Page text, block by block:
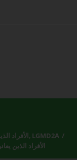
الأفراد LGMD2A
الأفراد الذين